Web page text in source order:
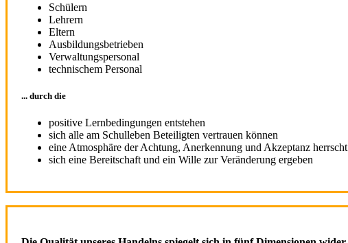
Schülern
Lehrern
Eltern
Ausbildungsbetrieben
Verwaltungspersonal
technischem Personal
... durch die
positive Lernbedingungen entstehen
sich alle am Schulleben Beteiligten vertrauen können
eine Atmosphäre der Achtung, Anerkennung und Akzeptanz herrscht
sich eine Bereitschaft und ein Wille zur Veränderung ergeben